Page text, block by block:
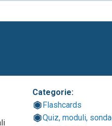
Categorie:
Flashcards
Quiz, moduli,